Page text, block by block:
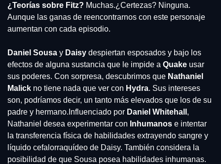
¿Teorías sobre Fitz? Muchas.¿Certezas? Ninguna.
Aunque las ganas de reencontrarnos con este personaje
aumentan con cada episodio.
Daniel Sousa y Daisy despiertan esposados y bajo los
efectos de alguna sustancia que le impide a Quake usar
sus poderes. Con sorpresa, descubrimos que Nathaniel
Malick no tiene nada que ver con Hydra. Sus intereses
son, podríamos decir, un tanto más elevados que los de su
padre y hermano. Influenciado por Daniel Whitehall ,
Nathaniel desea experimentar con Inhumanos e intentar
la transferencia física de habilidades extrayendo sangre y
líquido cefalorraquídeo de Daisy. También considera la
posibilidad de que Sousa posea habilidades inhumanas.